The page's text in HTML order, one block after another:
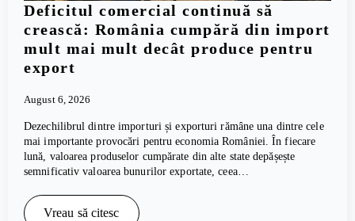
Deficitul comercial continuă să
crească: România cumpără din import
mult mai mult decât produce pentru
export
August 6, 2026
Dezechilibrul dintre importuri și exporturi rămâne una dintre cele
mai importante provocări pentru economia României. În fiecare
lună, valoarea produselor cumpărate din alte state depășește
semnificativ valoarea bunurilor exportate, ceea…
Vreau să citesc